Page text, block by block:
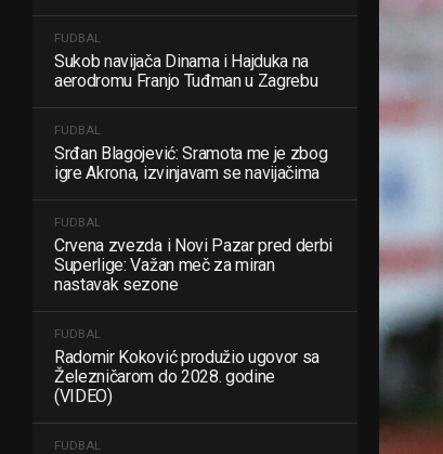
FUDBAL
Sukob navijača Dinama i Hajduka na
aerodromu Franjo Tuđman u Zagrebu
FUDBAL
Srđan Blagojević: Sramota me je zbog
igre Akrona, izvinjavam se navijačima
FUDBAL
Crvena zvezda i Novi Pazar pred derbi
Superlige: Važan meč za miran
nastavak sezone
FUDBAL
Radomir Koković produžio ugovor sa
Železničarom do 2028. godine
(VIDEO)
FUDBAL